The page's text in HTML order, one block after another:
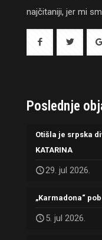
najčitaniji, jer mi
Poslednje
Otišla je srpska
KATARINA
29. jul 2026.
„Karmadona“
5. jul 2026.